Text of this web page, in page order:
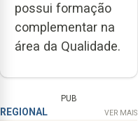
possui formação
complementar na
área da Qualidade.
PUB
REGIONAL VER MAIS